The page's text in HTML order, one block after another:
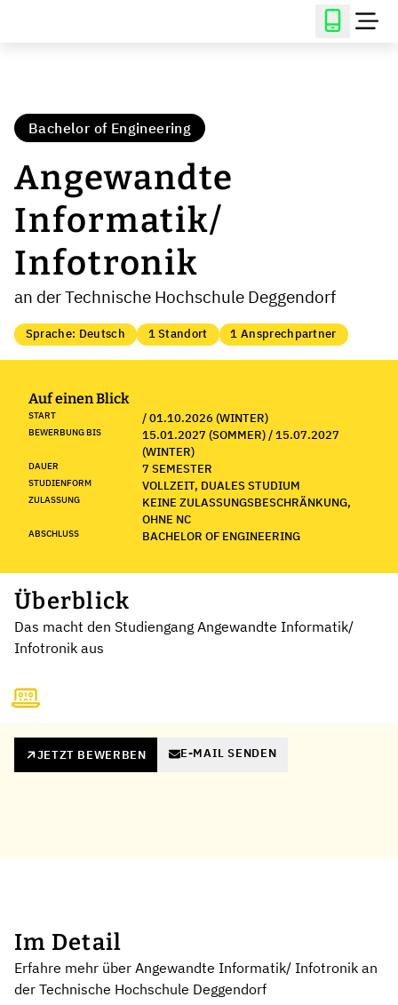
Bachelor of Engineering
Angewandte
Informatik/
Infotronik
an der Technische Hochschule Deggendorf
Sprache: Deutsch 1 Standort 1 Ansprechpartner
Auf einen Blick
START / 01.10.2026 (WINTER)
BEWERBUNG BIS
15.01.2027 (SOMMER) / 15.07.2027
(WINTER)
DAUER 7 SEMESTER
STUDIENFORM VOLLZEIT, DUALES STUDIUM
ZULASSUNG
KEINE ZULASSUNGSBESCHRÄNKUNG,
OHNE NC
ABSCHLUSS BACHELOR OF ENGINEERING
Überblick
Das macht den Studiengang Angewandte Informatik/
Infotronik aus
JETZT BEWERBEN E-MAIL SENDEN
Im Detail
Erfahre mehr über Angewandte Informatik/ Infotronik an
der Technische Hochschule Deggendorf